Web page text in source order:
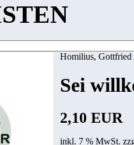
Homilius, Gottfried
Sei
2,10 EUR
inkl. 7 % MwSt.